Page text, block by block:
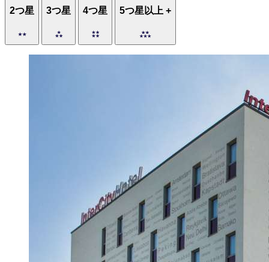
2つ星 3つ星 4つ星 5つ星以上 +